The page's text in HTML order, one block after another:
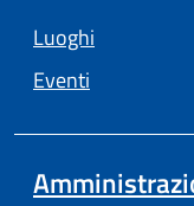
Luoghi
Eventi